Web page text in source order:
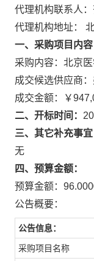
代理机构联系人
代理机构地址：
一、采购项目内容
采购内容：北京
成交候选供应商
成交金额：￥
二、开标时间：
三、其它补充事宜
无
四、预算金额：
预算金额：
公告概要：
公告信息：
采购项目名称